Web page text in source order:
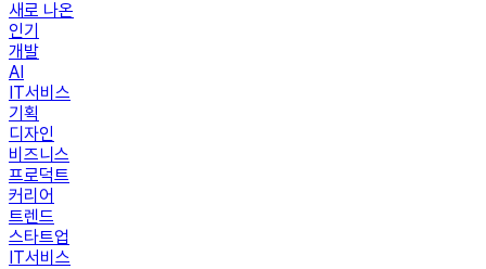
새로 나온
인기
개발
AI
IT서비스
기획
디자인
비즈니스
프로덕트
커리어
트렌드
스타트업
IT서비스